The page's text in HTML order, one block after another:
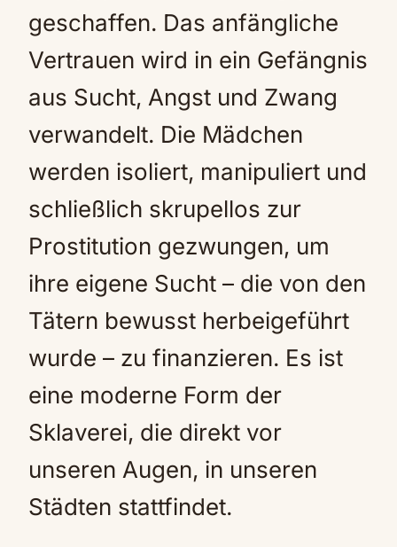
geschaffen. Das anfängliche
Vertrauen wird in ein Gefängnis
aus Sucht, Angst und Zwang
verwandelt. Die Mädchen
werden isoliert, manipuliert und
schließlich skrupellos zur
Prostitution gezwungen, um
ihre eigene Sucht – die von den
Tätern bewusst herbeigeführt
wurde – zu finanzieren. Es ist
eine moderne Form der
Sklaverei, die direkt vor
unseren Augen, in unseren
Städten stattfindet.